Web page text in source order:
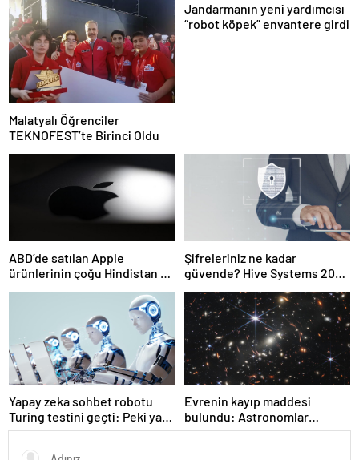
Malatyalı Öğrenciler
TEKNOFEST’te Birinci Oldu
Jandarmanın yeni yardımcısı
“robot köpek” envantere girdi
ABD’de satılan Apple
ürünlerinin çoğu Hindistan ve
Şifreleriniz ne kadar
güvende? Hive Systems 2025
hızını gözler önüne seriyor
Yapay zeka sohbet robotu
Turing testini geçti: Peki ya
şimdi?
Evrenin kayıp maddesi
bulundu: Astronomlar
hidrojenin izini sürdü